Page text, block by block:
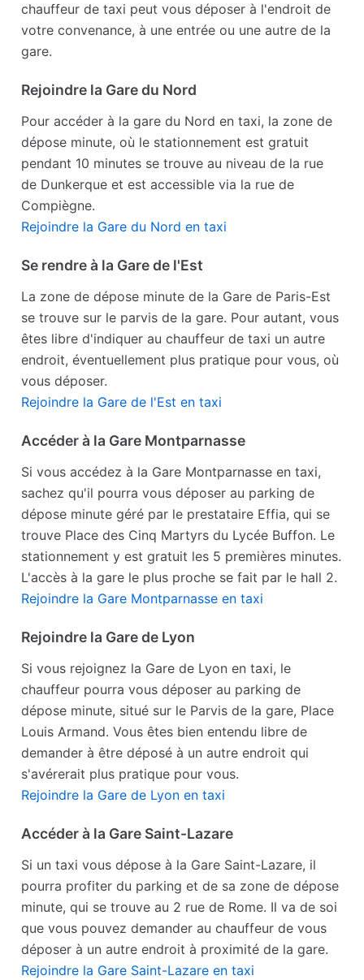
chauffeur de taxi peut vous déposer à l'endroit de
votre convenance, à une entrée ou une autre de la
gare.
Rejoindre la Gare du Nord
Pour accéder à la gare du Nord en taxi, la zone de
dépose minute, où le stationnement est gratuit
pendant 10 minutes se trouve au niveau de la rue
de Dunkerque et est accessible via la rue de
Compiègne.
Rejoindre la Gare du Nord en taxi
Se rendre à la Gare de l'Est
La zone de dépose minute de la Gare de Paris-Est
se trouve sur le parvis de la gare. Pour autant, vous
êtes libre d'indiquer au chauffeur de taxi un autre
endroit, éventuellement plus pratique pour vous, où
vous déposer.
Rejoindre la Gare de l'Est en taxi
Accéder à la Gare Montparnasse
Si vous accédez à la Gare Montparnasse en taxi,
sachez qu'il pourra vous déposer au parking de
dépose minute géré par le prestataire Effia, qui se
trouve Place des Cinq Martyrs du Lycée Buffon. Le
stationnement y est gratuit les 5 premières minutes.
L'accès à la gare le plus proche se fait par le hall 2.
Rejoindre la Gare Montparnasse en taxi
Rejoindre la Gare de Lyon
Si vous rejoignez la Gare de Lyon en taxi, le
chauffeur pourra vous déposer au parking de
dépose minute, situé sur le Parvis de la gare, Place
Louis Armand. Vous êtes bien entendu libre de
demander à être déposé à un autre endroit qui
s'avérerait plus pratique pour vous.
Rejoindre la Gare de Lyon en taxi
Accéder à la Gare Saint-Lazare
Si un taxi vous dépose à la Gare Saint-Lazare, il
pourra profiter du parking et de sa zone de dépose
minute, qui se trouve au 2 rue de Rome. Il va de soi
que vous pouvez demander au chauffeur de vous
déposer à un autre endroit à proximité de la gare.
Rejoindre la Gare Saint-Lazare en taxi